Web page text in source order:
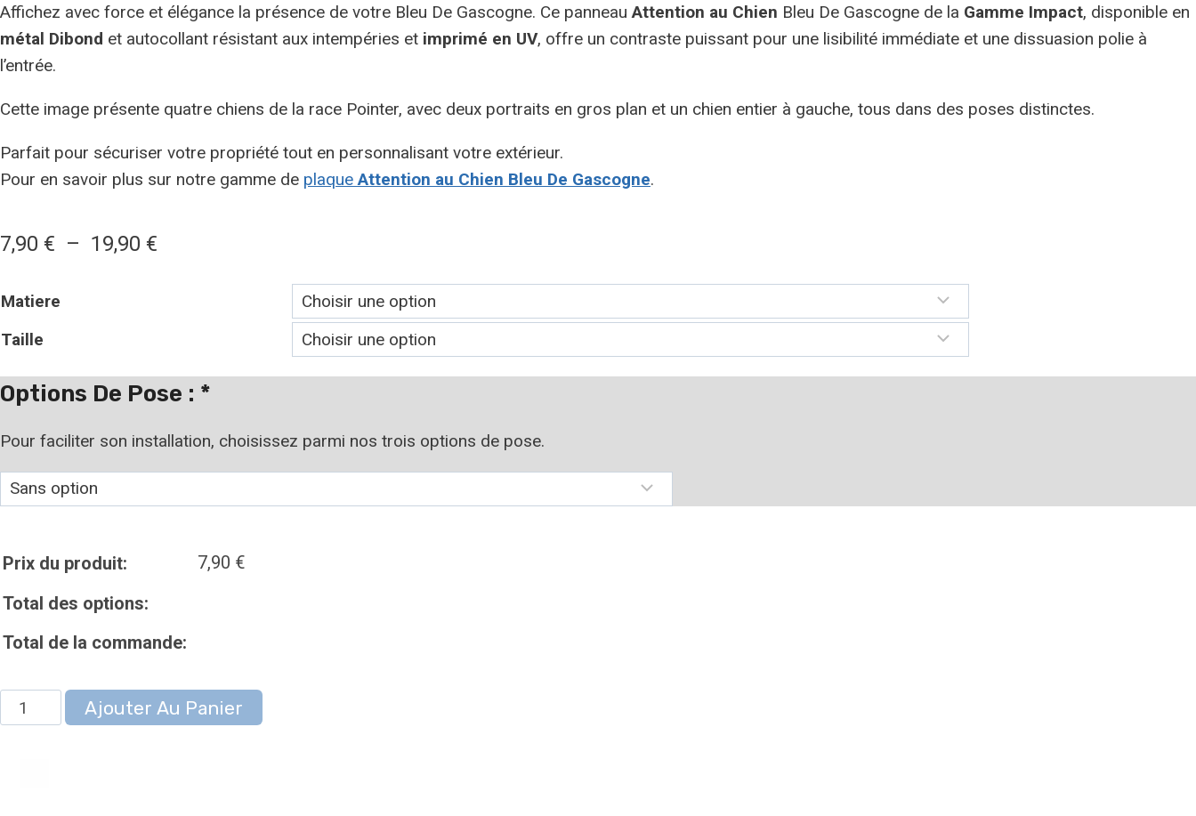
Affichez avec force et élégance la présence de votre Bleu De Gascogne. Ce panneauAttention au Chien Bleu De Gascogne de la Gamme Impact, disponible en
métal Dibond et autocollant résistant aux intempéries et imprimé en UV, offre un contraste puissant pour une lisibilité immédiate et une dissuasion polie à
l’entrée.
Cette image présente quatre chiens de la race Pointer, avec deux portraits en gros plan et un chien entier à gauche, tous dans des poses distinctes.
Parfait pour sécuriser votre propriété tout en personnalisant votre extérieur.
Pour en savoir plus sur notre gamme de plaqueAttention au Chien Bleu De Gascogne.
7,90 € – 19,90 €
à
Matiere
Taille
Options De Pose : *
Pour faciliter son installation, choisissez parmi nos trois options de pose.
Prix du produit: 7,90 €
Total des options:
Total de la commande:
quantité
de
Ajouter Au Panier